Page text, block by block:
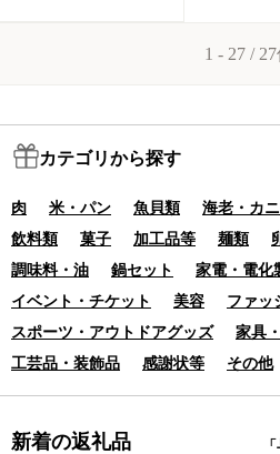
1 - 27 /
カテゴリから探す
肉 米・パン 魚貝類 海老・カ
飲料類
菓子 加工品等 麺類
調味料・油
鍋セット 家電・電化
イベント・チケット
美容 ファッ
スポーツ・アウトドアグッズ
家具
工芸品・装飾品
感謝状等 その他
新着の返礼品